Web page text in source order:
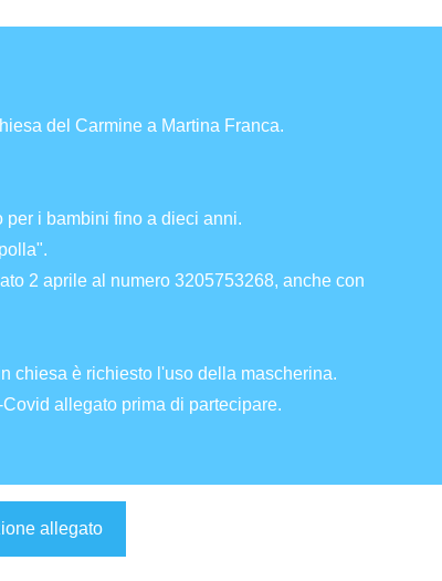
del Carmine a Martina Franca.
i bambini fino a dieci anni.
2 aprile al numero 3205753268, anche con
chiesa è richiesto l'uso della mascherina.
allegato prima di partecipare.
allegato